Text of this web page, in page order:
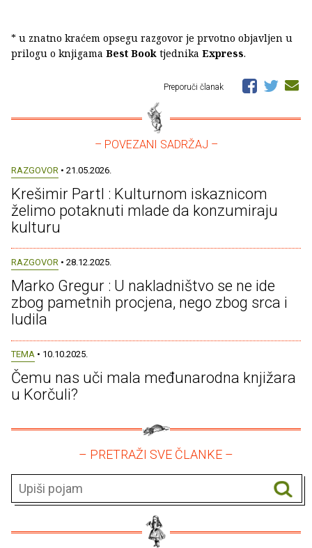
* u znatno kraćem opsegu razgovor je prvotno objavljen u
prilogu o knjigama Best Book tjednika Express.
Preporuči članak
– POVEZANI SADRŽAJ –
RAZGOVOR • 21.05.2026.
Krešimir Partl : Kulturnom iskaznicom
želimo potaknuti mlade da konzumiraju
kulturu
RAZGOVOR • 28.12.2025.
Marko Gregur : U nakladništvo se ne ide
zbog pametnih procjena, nego zbog srca i
ludila
TEMA • 10.10.2025.
Čemu nas uči mala međunarodna knjižara
u Korčuli?
– PRETRAŽI SVE ČLANKE –